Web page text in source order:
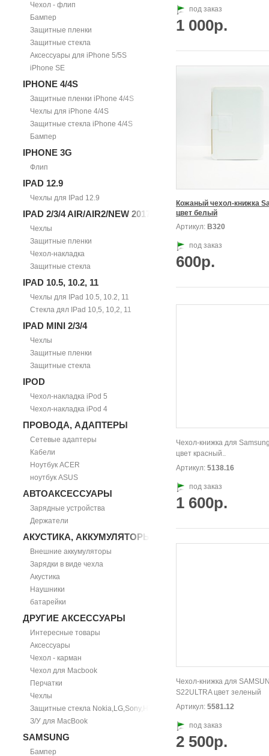
Чехол - флип
Бампер
Защитные пленки
Защитные стекла
Аксессуары для iPhone 5/5S
iPhone SE
IPHONE 4/4S
Защитные пленки iPhone 4/4S
Чехлы для iPhone 4/4S
Защитные стекла iPhone 4/4S
Бампер
IPHONE 3G
Флип
IPAD 12.9
Чехлы для IPad 12.9
IPAD 2/3/4 AIR/AIR2/NEW 2017
Чехлы
Защитные пленки
Чехол-накладка
Защитные стекла
IPAD 10.5, 10.2, 11
Чехлы для IPad 10.5, 10.2, 11
Стекла дял IPad 10,5, 10,2, 11
IPAD MINI 2/3/4
Чехлы
Защитные пленки
Защитные стекла
IPOD
Чехол-накладка iPod 5
Чехол-накладка iPod 4
ПРОВОДА, АДАПТЕРЫ
Сетевые адаптеры
Кабели
Ноутбук ACER
ноутбук ASUS
АВТОАКСЕССУАРЫ
Зарядные устройства
Держатели
АКУСТИКА, АККУМУЛЯТОРЫ
Внешние аккумуляторы
Зарядки в виде чехла
Акустика
Наушники
батарейки
ДРУГИЕ АКСЕССУАРЫ
Интересные товары
Аксессуары
Чехол - карман
Чехол для Macbook
Перчатки
Чехлы
Защитные стекла Nokia,LG,Sony,HTC
З/У для MacBook
SAMSUNG
Бампер
под заказ
1 000р.
Кожаный чехол-книжка
цвет белый
Артикул: В320
под заказ
600р.
Чехол-книжка для
цвет красный..
Артикул: 5138.16
под заказ
1 600р.
Чехол-книжка для
S22ULTRA цвет зеленый
Артикул: 5581.12
под заказ
2 500р.